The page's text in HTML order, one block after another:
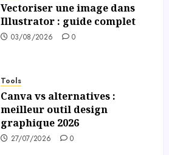
Vectoriser une image dans
Illustrator : guide complet
03/08/2026 0
Tools
Canva vs alternatives :
meilleur outil design
graphique 2026
27/07/2026 0